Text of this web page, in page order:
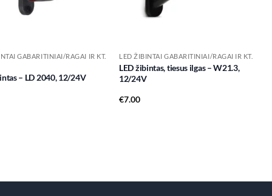
GABARITINIAI/RAGAI IR KT.
– LD 2040, 12/24V
LED ŽIBINTAI GABARITINIAI/RAGAI IR KT.
LED žibintas, tiesus ilgas – W21.3,
12/24V
€7.00